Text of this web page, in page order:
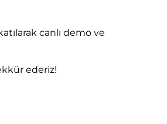
canlı demo ve
ederiz!